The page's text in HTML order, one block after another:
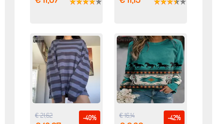
-40%
€ 21,62 -42%
€ 16,14